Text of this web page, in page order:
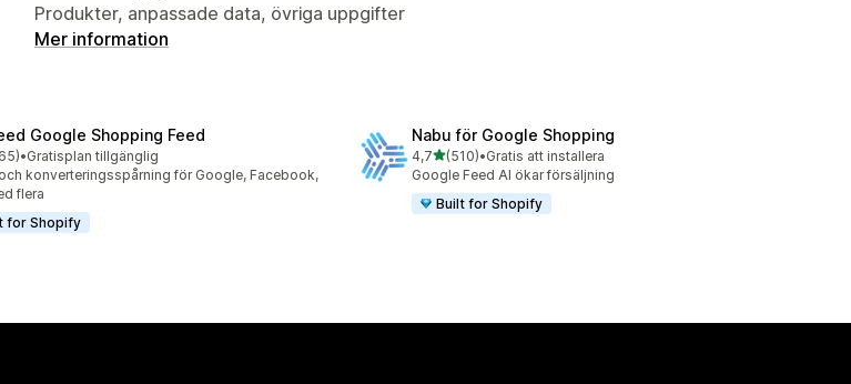
Produkter, anpassade data, övriga uppgifter
Mer information
Google Shopping Feed
totalt
•Gratisplan tillgänglig
konverteringsspårning för Google, Facebook,
flera
for Shopify
Nabu för Google Shopping
4,7av 5 stjärnor
(510)
510 recensioner totalt
•Gratis att installera
Google Feed AI ökar försäljning
Built for Shopify